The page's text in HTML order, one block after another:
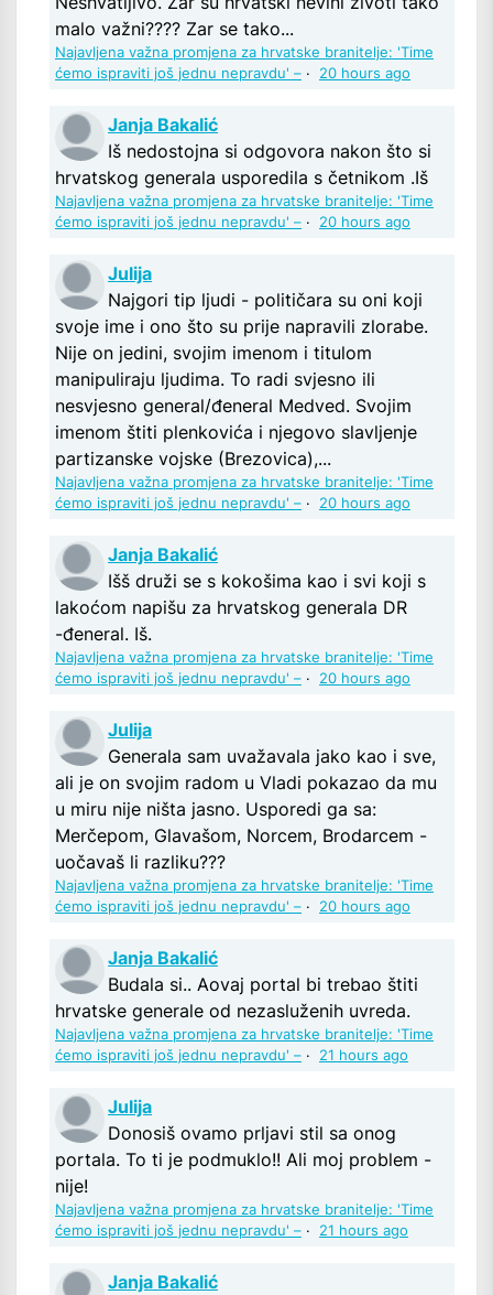
malo važni???? Zar se tako...
Najavljena važna promjena za hrvatske branitelje: 'Time
ćemo ispraviti još jednu nepravdu' – · 20 hours ago
Janja Bakalić
Iš nedostojna si odgovora nakon što si
hrvatskog generala usporedila s četnikom .Iš
Najavljena važna promjena za hrvatske branitelje: 'Time
ćemo ispraviti još jednu nepravdu' – · 20 hours ago
Julija
Najgori tip ljudi - političara su oni koji
svoje ime i ono što su prije napravili zlorabe.
Nije on jedini, svojim imenom i titulom
manipuliraju ljudima. To radi svjesno ili
nesvjesno general/đeneral Medved. Svojim
imenom štiti plenkovića i njegovo slavljenje
partizanske vojske (Brezovica),...
Najavljena važna promjena za hrvatske branitelje: 'Time
ćemo ispraviti još jednu nepravdu' – · 20 hours ago
Janja Bakalić
Išš druži se s kokošima kao i svi koji s
lakoćom napišu za hrvatskog generala DR
-đeneral. Iš.
Najavljena važna promjena za hrvatske branitelje: 'Time
ćemo ispraviti još jednu nepravdu' – · 20 hours ago
Julija
Generala sam uvažavala jako kao i sve,
ali je on svojim radom u Vladi pokazao da mu
u miru nije ništa jasno. Usporedi ga sa:
Merčepom, Glavašom, Norcem, Brodarcem -
uočavaš li razliku???
Najavljena važna promjena za hrvatske branitelje: 'Time
ćemo ispraviti još jednu nepravdu' – · 20 hours ago
Janja Bakalić
Budala si.. Aovaj portal bi trebao štiti
hrvatske generale od nezasluženih uvreda.
Najavljena važna promjena za hrvatske branitelje: 'Time
ćemo ispraviti još jednu nepravdu' – · 21 hours ago
Julija
Donosiš ovamo prljavi stil sa onog
portala. To ti je podmuklo!! Ali moj problem -
nije!
Najavljena važna promjena za hrvatske branitelje: 'Time
ćemo ispraviti još jednu nepravdu' – · 21 hours ago
Janja Bakalić